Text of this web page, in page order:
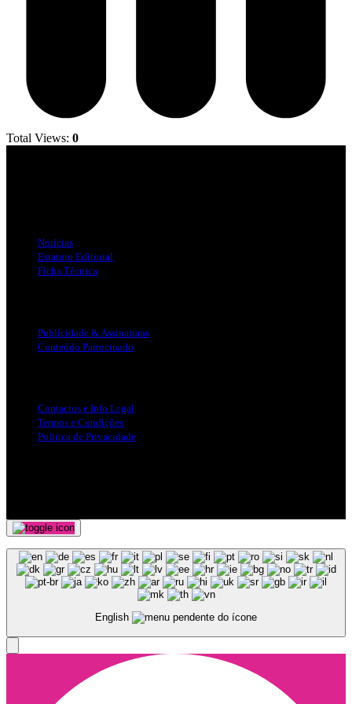
Total Views: 0
Notícias
Estatuto Editorial
Ficha Técnica
Publicidade & Assinaturas
Conteúdo Patrocinado
Contactos e Info Legal
Termos e Condições
Politica de Privacidade
English